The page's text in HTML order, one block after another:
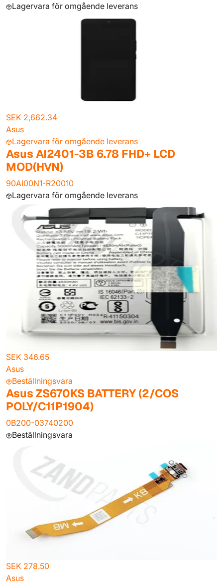
Lagervara för omgående leverans
SEK 2,662.34
Asus
Lagervara för omgående leverans
Asus AI2401-3B 6.78 FHD+ LCD
MOD(HVN)
90AI00N1-R20010
Lagervara för omgående leverans
SEK 346.65
Asus
Beställningsvara
Asus ZS670KS BATTERY (2/COS
POLY/C11P1904)
0B200-03740200
Beställningsvara
SEK 278.50
Asus